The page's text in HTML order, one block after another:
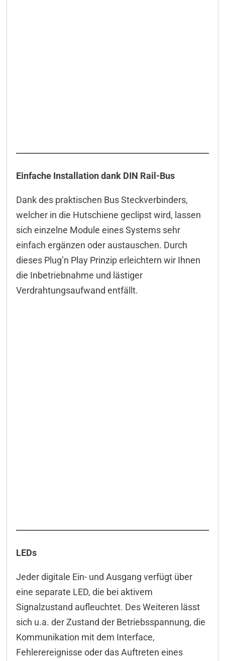
DELIB-API Befehle
WEB-Oberfläche
App
Steckverbinder
Downloads & Manuals
Lieferumfang
Zubehör
Einfache Installation dank DIN Rail-Bus
Dank des praktischen Bus Steckverbinders,
welcher in die Hutschiene geclipst wird, lassen
sich einzelne Module eines Systems sehr
einfach ergänzen oder austauschen. Durch
dieses Plug’n Play Prinzip erleichtern wir Ihnen
die Inbetriebnahme und lästiger
Verdrahtungsaufwand entfällt.
LEDs
Jeder digitale Ein- und Ausgang verfügt über
eine separate LED, die bei aktivem
Signalzustand aufleuchtet. Des Weiteren lässt
sich u.a. der Zustand der Betriebsspannung, die
Kommunikation mit dem Interface,
Fehlerereignisse oder das Auftreten eines